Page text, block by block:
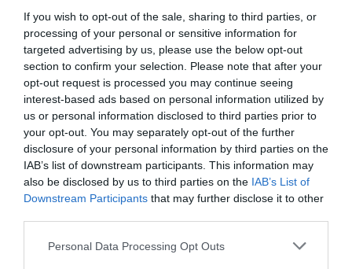
If you wish to opt-out of the sale, sharing to third parties, or
processing of your personal or sensitive information for
targeted advertising by us, please use the below opt-out
section to confirm your selection. Please note that after your
opt-out request is processed you may continue seeing
interest-based ads based on personal information utilized by
us or personal information disclosed to third parties prior to
your opt-out. You may separately opt-out of the further
disclosure of your personal information by third parties on the
IAB’s list of downstream participants. This information may
also be disclosed by us to third parties on the IAB’s List of
Downstream Participants that may further disclose it to other
Please note that this website/app uses one or more Google
Personal Data Processing Opt Outs
θέση τους στον χώρο του cloud
στο Ηνωμένο Βασίλειο
06.10.2023